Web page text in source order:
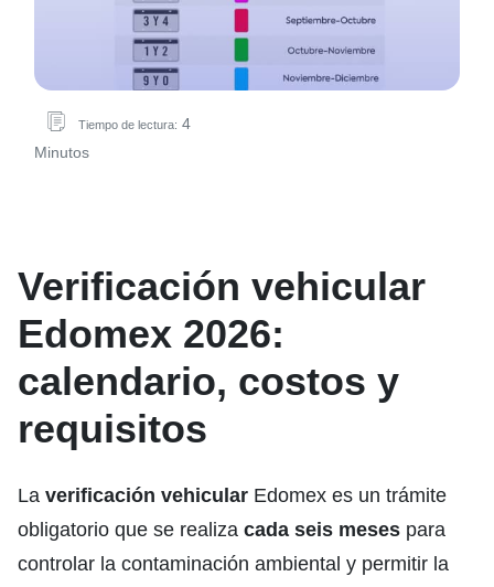
Tiempo de lectura: 4
Minutos
Verificación vehicular
Edomex 2026:
calendario, costos y
requisitos
La verificación vehicular Edomex es un trámite
obligatorio que se realiza cada seis meses para
controlar la contaminación ambiental y permitir la